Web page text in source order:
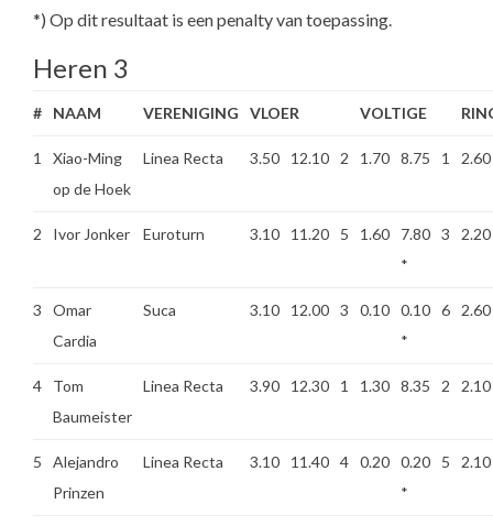
*) Op dit resultaat is een penalty van toepassing.
Heren 3
# NAAM VERENIGING VLOER VOLTIGE
1
Xiao-Ming
op de Hoek
Linea Recta 3.50 12.10 2 1.70 8.75 1 2.60
2 Ivor Jonker Euroturn 3.10 11.20 5 1.60
7.80
*
3 2.20
3
Omar
Cardia
Suca 3.10 12.00 3 0.10 0.10
*
6 2.60
4
Tom
Baumeister
Linea Recta 3.90 12.30 1 1.30 8.35 2 2.10
5
Alejandro
Prinzen
Linea Recta 3.10 11.40 4 0.20 0.20
*
5 2.10